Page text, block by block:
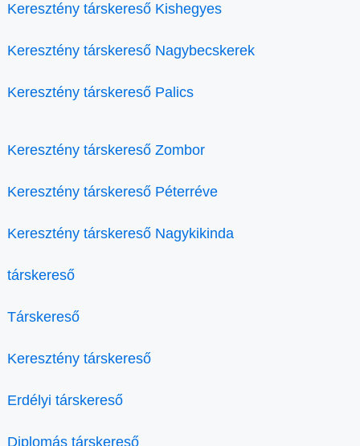
Keresztény társkereső Kishegyes
Keresztény társkereső Nagybecskerek
Keresztény társkereső Palics
Keresztény társkereső Zombor
Keresztény társkereső Péterréve
Keresztény társkereső Nagykikinda
társkereső
Társkereső
Keresztény társkereső
Erdélyi társkereső
Diplomás társkereső